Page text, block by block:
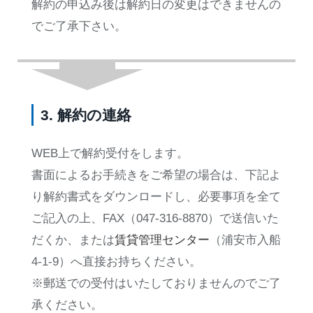
解約の申込み後は解約日の変更はできませんの
でご了承下さい。
3. 解約の連絡
WEB上で解約受付をします。
書面によるお手続きをご希望の場合は、下記よ
り解約書式をダウンロードし、必要事項を全て
ご記入の上、FAX（047-316-8870）で送信いた
だくか、または賃貸管理センター （浦安市入船
4-1-9）へ直接お持ちください。
※郵送での受付はいたしておりませんのでご了
承ください。